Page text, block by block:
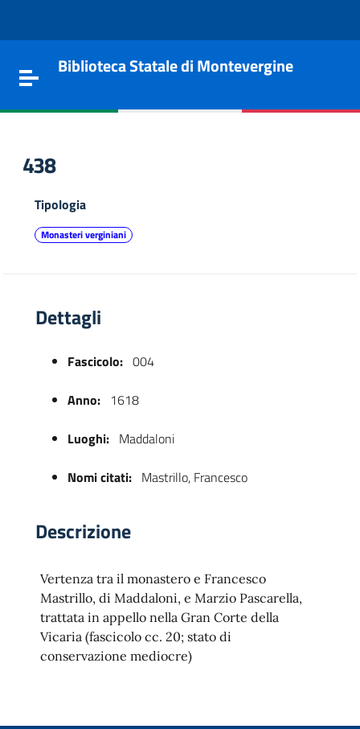
Toggle navigation
Biblioteca Statale di Montevergine
438
Tipologia
Monasteri verginiani
Dettagli
Fascicolo: 004
Anno: 1618
Luoghi: Maddaloni
Nomi citati: Mastrillo, Francesco
Descrizione
Vertenza tra il monastero e Francesco
Mastrillo, di Maddaloni, e Marzio Pascarella,
trattata in appello nella Gran Corte della
Vicaria (fascicolo cc. 20; stato di
conservazione mediocre)